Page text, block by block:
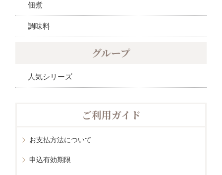
佃煮
調味料
グループ
人気シリーズ
ご利用ガイド
お支払方法について
申込有効期限